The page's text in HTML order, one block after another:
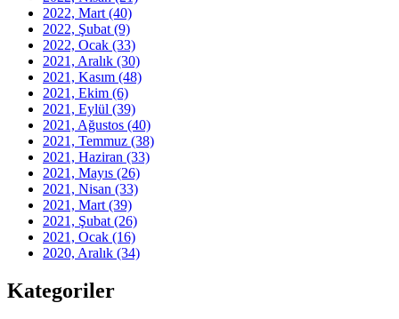
2022, Mart (40)
2022, Şubat (9)
2022, Ocak (33)
2021, Aralık (30)
2021, Kasım (48)
2021, Ekim (6)
2021, Eylül (39)
2021, Ağustos (40)
2021, Temmuz (38)
2021, Haziran (33)
2021, Mayıs (26)
2021, Nisan (33)
2021, Mart (39)
2021, Şubat (26)
2021, Ocak (16)
2020, Aralık (34)
Kategoriler